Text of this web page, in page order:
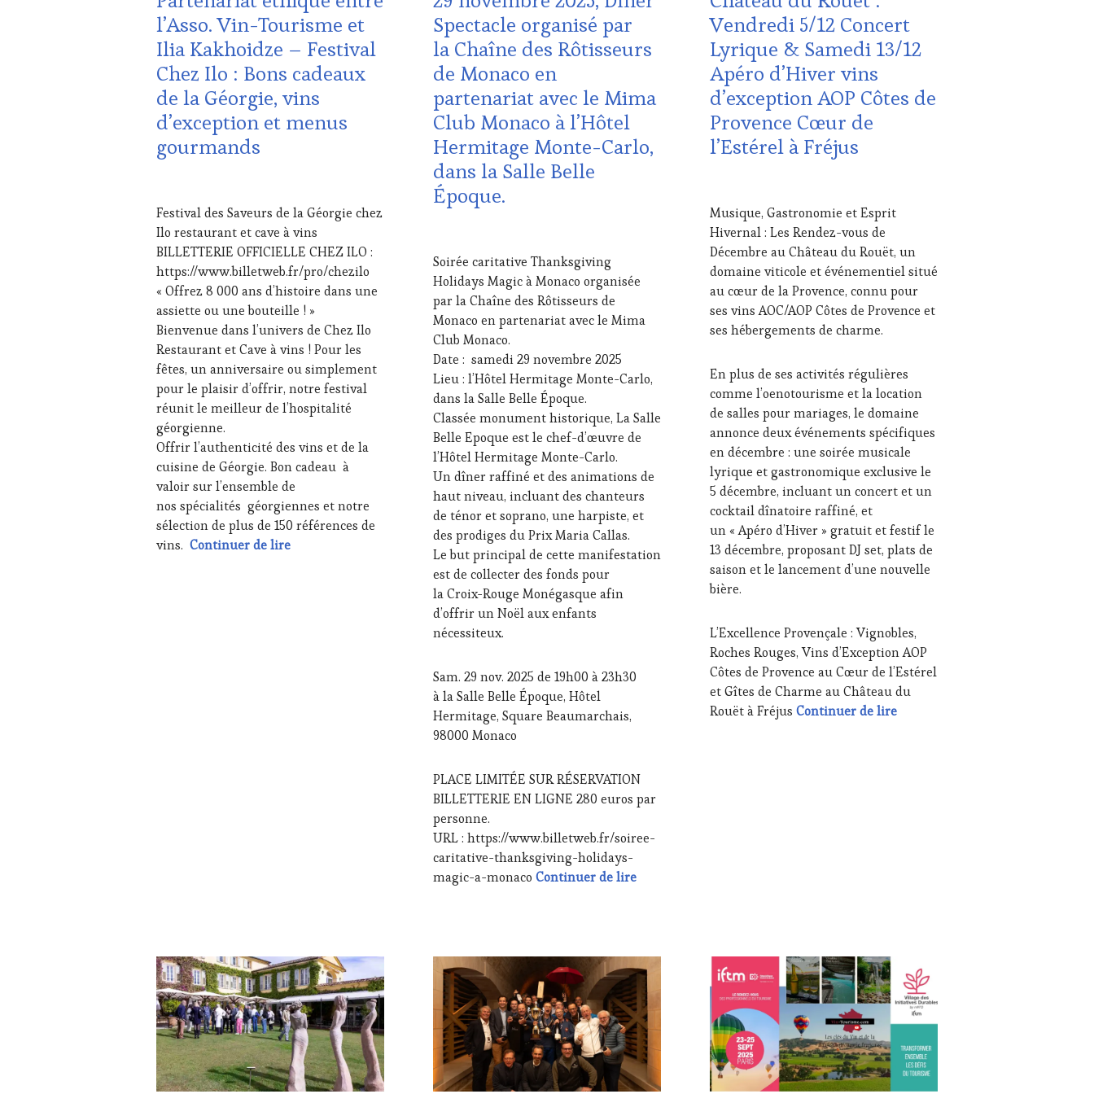
VIGNOBLES
WINE
TASTING
VOUCHER
WINE
TOURISM
FAME
WINE
TOURISM
TOUR
WINE
TOURISM
TOUR
TOURISM
TOUR,
WINETASTINGVOUCHER.COM
TOURISME,
FAMOUS
HOST,
GUEST ,
INVITATIONS
&
DÉGUSTATIONS,
WINE
TASTING,
MÉDIAS,
TV,
WEB,
OENOTOURISME,
PARTENAIRES
VIN
TOURISME,
PRODUCTEURS
TERROIR,
RESTAURATEUR,
CHEF,
CUISINIER,
ŒNOLOGUE,
SOMMELIER,
SALONS
INTERNATIONAUX,
SPOT
BY,
TASTING
MOVIE,
VIGNOBLES,
WINE
l’Asso. Vin-Tourisme et
Ilia Kakhoidze – Festival
Chez Ilo : Bons cadeaux
de la Géorgie, vins
d’exception et menus
gourmands
2025
Festival des Saveurs de la Géorgie chez
Ilo restaurant et cave à vins
BILLETTERIE OFFICIELLE CHEZ ILO :
https://www.billetweb.fr/pro/chezilo
« Offrez 8 000 ans d’histoire dans une
assiette ou une bouteille ! »
Bienvenue dans l’univers de Chez Ilo
Restaurant et Cave à vins ! Pour les
fêtes, un anniversaire ou simplement
pour le plaisir d’offrir, notre festival
réunit le meilleur de l’hospitalité
géorgienne.
Offrir l’authenticité des vins et de la
cuisine de Géorgie. Bon cadeau à
valoir sur l’ensemble de
nos spécialités géorgiennes et notre
sélection de plus de 150 références de
vins. Continuer de lireDernière minute : Partenariat éthique entre l’Asso. Vin-Tourisme et Ilia Kakhoidze – Festival Chez Ilo : Bons cadeaux de la Géorgie, vins
&
DÉGUSTATIONS,
WINE
TASTING,
MÉDIAS,
PRESSE
ÉCRITE,
RADIO,
TV,
WEB,
OENOTOURISME,
PARTENAIRES
VIN
CUISINIER,
ŒNOLOGUE,
SOMMELIER,
SALONS
INTERNATIONAUX,
VIGNOBLES,
WINE
TASTING
VOUCHER,
WINE
TOURISM
FAME
WINE
TOURISM
TOUR
WINETASTINGVOUCHER.COM
Spectacle organisé par
la Chaîne des Rôtisseurs
de Monaco en
partenariat avec le Mima
Club Monaco à l’Hôtel
Hermitage Monte-Carlo,
dans la Salle Belle
Époque.
2025
Soirée caritative Thanksgiving
Holidays Magic à Monaco organisée
par la Chaîne des Rôtisseurs de
Monaco en partenariat avec le Mima
Club Monaco.
Date : samedi 29 novembre 2025
Lieu : l’Hôtel Hermitage Monte-Carlo,
dans la Salle Belle Époque.
Classée monument historique, La Salle
Belle Epoque est le chef-d’œuvre de
l’Hôtel Hermitage Monte-Carlo.
Un dîner raffiné et des animations de
haut niveau, incluant des chanteurs
de ténor et soprano, une harpiste, et
des prodiges du Prix Maria Callas.
Le but principal de cette manifestation
est de collecter des fonds pour
la Croix-Rouge Monégasque afin
d’offrir un Noël aux enfants
nécessiteux.
Sam. 29 nov. 2025 de 19h00 à 23h30
à la Salle Belle Époque, Hôtel
Hermitage, Square Beaumarchais,
98000 Monaco
PLACE LIMITÉE SUR RÉSERVATION
BILLETTERIE EN LIGNE 280 euros par
personne.
URL : https://www.billetweb.fr/soiree-
caritative-thanksgiving-holidays-
magic-a-monaco Continuer de lireSoirée caritative samedi 29 novembre 2025, Dîner Spectacle organisé par la
DE-
PROVENCE
DOMAINE
VITICOLE,
ADHÉRENT,
VIN
TOURISME,
EDITION
LES
CLÉS
DE
LA
HAUTE
GASTRONOMIE
FRANÇAISE,
INVITATIONS
&
DÉGUSTATIONS,
JEU
MASTERCLASS,
MÉDIAS,
ÉCRITE,
RADIO,
TV,
WEB,
OENOTOURISME,
PARTENAIRES
TOURISME,
PRODUCTEURS
TERROIR
CUISINIER,
ŒNOLOGUE,
SOMMELIER,
VIGNOBLES,
WINE
TASTING
Vendredi 5/12 Concert
Lyrique & Samedi 13/12
Apéro d’Hiver vins
d’exception AOP Côtes de
Provence Cœur de
l’Estérel à Fréjus
2025
Musique, Gastronomie et Esprit
Hivernal : Les Rendez-vous de
Décembre au Château du Rouët, un
domaine viticole et événementiel situé
au cœur de la Provence, connu pour
ses vins AOC/AOP Côtes de Provence et
ses hébergements de charme.
En plus de ses activités régulières
comme l’oenotourisme et la location
de salles pour mariages, le domaine
annonce deux événements spécifiques
en décembre : une soirée musicale
lyrique et gastronomique exclusive le
5 décembre, incluant un concert et un
cocktail dînatoire raffiné, et
un « Apéro d’Hiver » gratuit et festif le
13 décembre, proposant DJ set, plats de
saison et le lancement d’une nouvelle
bière.
L’Excellence Provençale : Vignobles,
Roches Rouges, Vins d’Exception AOP
Côtes de Provence au Cœur de l’Estérel
et Gîtes de Charme au Château du
Rouët à Fréjus Continuer de lireDécembre Enchanté au Château
CLUB
:
WINE
TASTING
VOUCHER,
CÔTES-
DE-
PROVENCE,
CHALLENGE
HORS
ZONE
DE
CONFORT,
CLUB
WINE
CHALLENGE
HORS
ZONE
DE
CONFORT
CLUB
:
WINE